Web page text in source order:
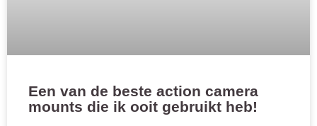
Een van de beste action camera
mounts die ik ooit gebruikt heb!